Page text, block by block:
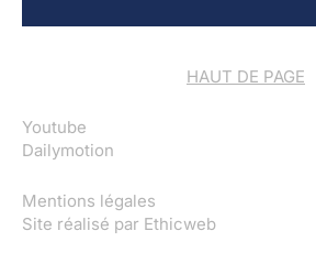
HAUT DE PAGE
Youtube
Dailymotion
Mentions légales
Site réalisé par Ethicweb